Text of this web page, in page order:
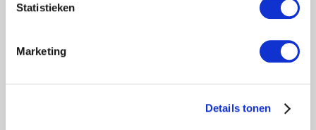
Statistieken
Marketing
Details tonen
> Vergelijk
Klanten geven Steigervoorweinig.nl een 9,6